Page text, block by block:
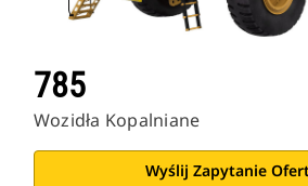
785
Wozidła Kopalniane
Wyślij Zapytanie